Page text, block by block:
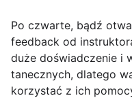
Po czwarte, bądź
feedback od
duże doświadczenie i
tanecznych, dlatego
korzystać z ich